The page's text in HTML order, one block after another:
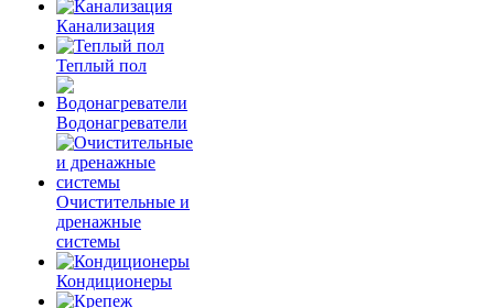
Канализация
Теплый пол
Водонагреватели
Очистительные и
дренажные
системы
Кондиционеры